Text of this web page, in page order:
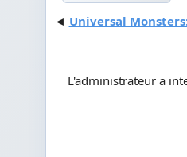
◄ Universal
L'administrateur a